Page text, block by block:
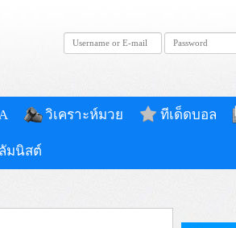
วิเคราะห์มวย ทีเด็ดบอล
มนิสต์